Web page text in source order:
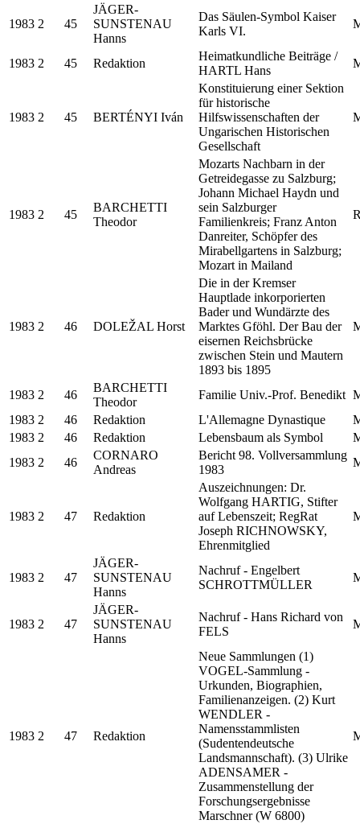
1983 2 45
JÄGER-
SUNSTENAU
Hanns
Das Säulen-Symbol Kaiser
Karls VI.
1983 2 45 Redaktion
Heimatkundliche Beiträge /
HARTL Hans
1983 2 45 BERTÉNYI Iván
Konstituierung einer Sektion
für historische
Hilfswissenschaften der
Ungarischen Historischen
Gesellschaft
1983 2 45
BARCHETTI
Theodor
Mozarts Nachbarn in der
Getreidegasse zu Salzburg;
Johann Michael Haydn und
sein Salzburger
Familienkreis; Franz Anton
Danreiter, Schöpfer des
Mirabellgartens in Salzburg;
Mozart in Mailand
1983 2 46 DOLEŽAL Horst
Die in der Kremser
Hauptlade inkorporierten
Bader und Wundärzte des
Marktes Gföhl. Der Bau der
eisernen Reichsbrücke
zwischen Stein und Mautern
1893 bis 1895
1983 2 46
BARCHETTI
Theodor
Familie Univ.-Prof. Benedikt
1983 2 46 Redaktion L'Allemagne Dynastique
1983 2 46 Redaktion Lebensbaum als Symbol
1983 2 46
CORNARO
Andreas
Bericht 98. Vollversammlung
1983
1983 2 47 Redaktion
Auszeichnungen: Dr.
Wolfgang HARTIG, Stifter
auf Lebenszeit; RegRat
Joseph RICHNOWSKY,
Ehrenmitglied
1983 2 47
JÄGER-
SUNSTENAU
Hanns
Nachruf - Engelbert
SCHROTTMÜLLER
1983 2 47
JÄGER-
SUNSTENAU
Hanns
Nachruf - Hans Richard von
FELS
1983 2 47 Redaktion
Neue Sammlungen (1)
VOGEL-Sammlung -
Urkunden, Biographien,
Familienanzeigen. (2) Kurt
WENDLER -
Namensstammlisten
(Sudentendeutsche
Landsmannschaft). (3) Ulrike
ADENSAMER -
Zusammenstellung der
Forschungsergebnisse
Marschner (W 6800)